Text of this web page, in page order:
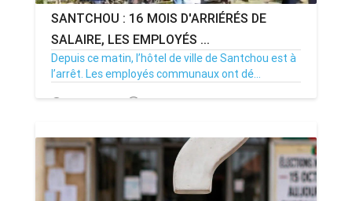
SANTCHOU : 16 MOIS D'ARRIÉRÉS DE
SALAIRE, LES EMPLOYÉS ...
Depuis ce matin, l’hôtel de ville de Santchou est à
l’arrêt. Les employés communaux ont dé...
20/07/26 Par MenouActu 0